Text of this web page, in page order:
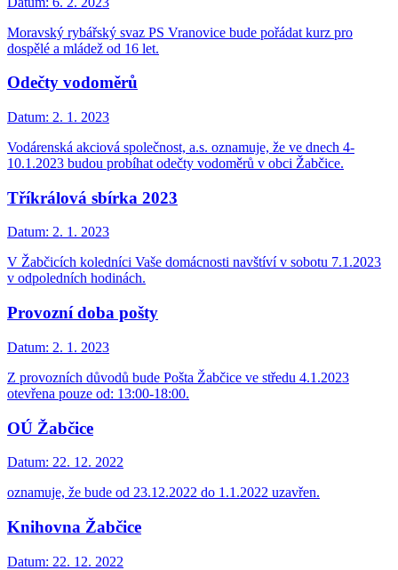
Moravský rybářský svaz PS Vranovice bude pořádat kurz pro
dospělé a mládež od 16 let.
Odečty vodoměrů
Datum: 2. 1. 2023
Vodárenská akciová společnost, a.s. oznamuje, že ve dnech 4-
10.1.2023 budou probíhat odečty vodoměrů v obci Žabčice.
Tříkrálová sbírka 2023
Datum: 2. 1. 2023
V Žabčicích koledníci Vaše domácnosti navštíví v sobotu 7.1.2023
v odpoledních hodinách.
Provozní doba pošty
Datum: 2. 1. 2023
Z provozních důvodů bude Pošta Žabčice ve středu 4.1.2023
otevřena pouze od: 13:00-18:00.
OÚ Žabčice
Datum: 22. 12. 2022
oznamuje, že bude od 23.12.2022 do 1.1.2022 uzavřen.
Knihovna Žabčice
Datum: 22. 12. 2022